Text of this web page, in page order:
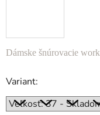
Dámske šnúrovacie
Variant: